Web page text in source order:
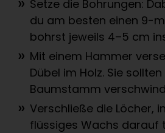
Setze die Bohrungen:
du am besten einen 9-
bohrst jeweils 4–5 cm
Mit einem Hammer
Dübel im Holz. Sie
Baumstamm
Verschließe die Löcher,
flüssiges Wachs darauf